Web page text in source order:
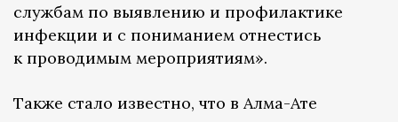
службам по выявлению и профилактике
инфекции и с пониманием отнестись
к проводимым мероприятиям».
Также стало известно, что в Алма-Ате